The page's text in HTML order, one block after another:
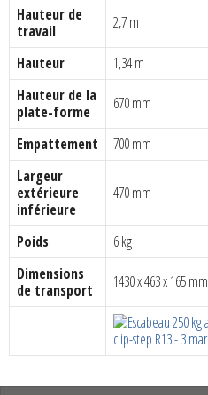
Hauteur de
travail
2,7 m
Hauteur 1,34 m
Hauteur de la
plate-forme
670 mm
Empattement 700 mm
Largeur
extérieure
inférieure
470 mm
Poids 6 kg
Dimensions
de transport
1430 x 463 x 165 mm